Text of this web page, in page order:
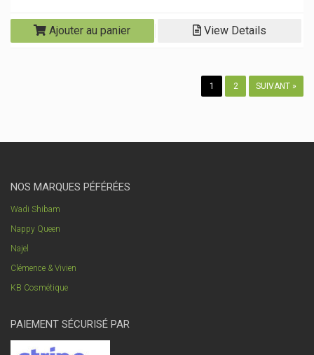
Ajouter au panier View Details
1 2 SUIVANT »
NOS MARQUES PÉFÉRÉES
Wadi Shibam
Nappy Queen
Najel
Clémence & Vivien
KB Cosmétique
PAIEMENT SÉCURISÉ PAR